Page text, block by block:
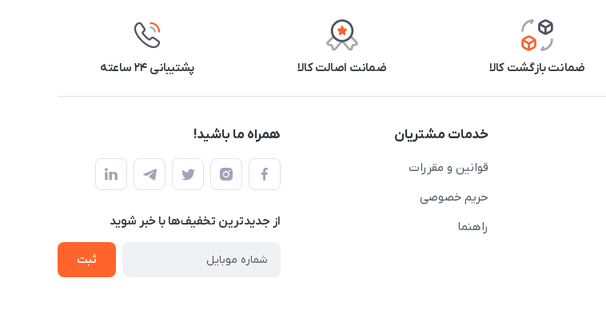
ضمانت بازگشت کالا ضمانت اصالت کالا پشتیبانی ۲۴ ساعته
خدمات مشتریان
قوانین و مقررات
حریم خصوصی
راهنما
همراه ما باشید!
از جدید‌ترین تخفیف‌ها با‌ خبر شوید
ثبت